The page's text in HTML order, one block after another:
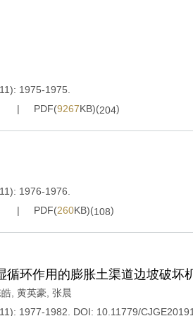
1975-1975.
PDF(9267KB)(204)
1976-1976.
PDF(260KB)(108)
循环作用的膨胀土渠道边坡破坏
皓 黄英豪 张晨
1977-1982.
DOI: 10.11779/